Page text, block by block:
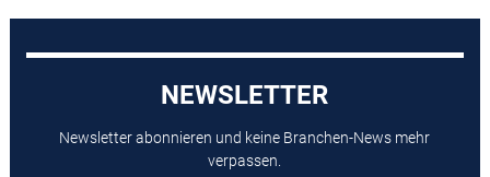
NEWSLETTER
Newsletter abonnieren und keine Branchen-News mehr
verpassen.